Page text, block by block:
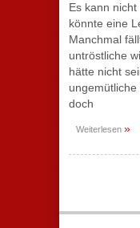
Es kann nicht
könnte eine
Manchmal
untröstliche
hätte nicht
doch
Weiterlesen »